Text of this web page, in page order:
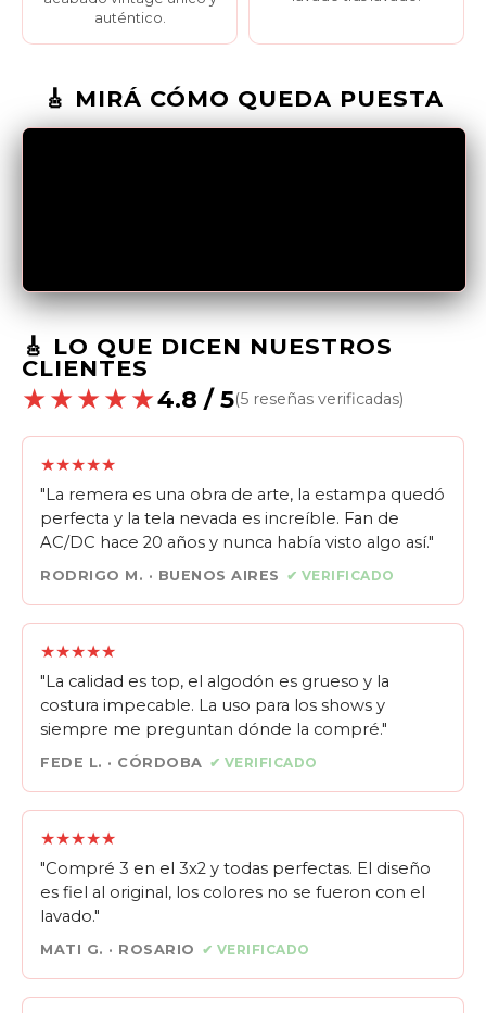
auténtico.
🎸 MIRÁ CÓMO QUEDA PUESTA
🎸 LO QUE DICEN NUESTROS
CLIENTES
★★★★★4.8 / 5(5 reseñas verificadas)
★★★★★
"La remera es una obra de arte, la estampa quedó
perfecta y la tela nevada es increíble. Fan de
AC/DC hace 20 años y nunca había visto algo así."
RODRIGO M. · BUENOS AIRES ✔ VERIFICADO
★★★★★
"La calidad es top, el algodón es grueso y la
costura impecable. La uso para los shows y
siempre me preguntan dónde la compré."
FEDE L. · CÓRDOBA ✔ VERIFICADO
★★★★★
"Compré 3 en el 3x2 y todas perfectas. El diseño
es fiel al original, los colores no se fueron con el
lavado."
MATI G. · ROSARIO ✔ VERIFICADO